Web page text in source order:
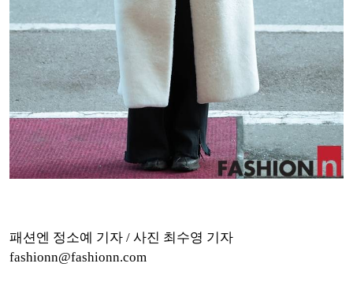
패션엔 정소예 기자 / 사진 최수영 기자
fashionn@fashionn.com